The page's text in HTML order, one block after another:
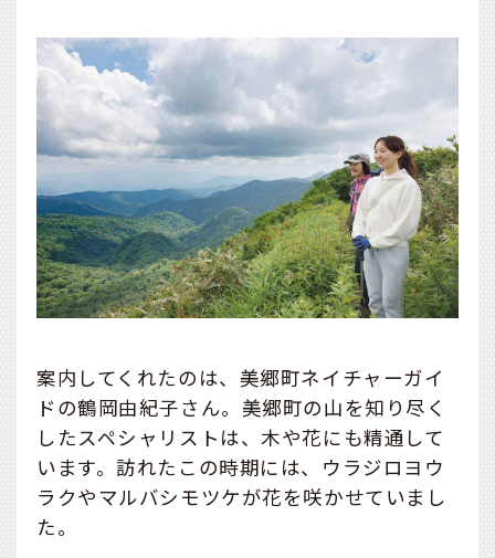
案内してくれたのは、美郷町ネイチャーガイ
ドの鶴岡由紀子さん。美郷町の山を知り尽く
したスペシャリストは、木や花にも精通して
います。訪れたこの時期には、ウラジロヨウ
ラクやマルバシモツケが花を咲かせていまし
た。